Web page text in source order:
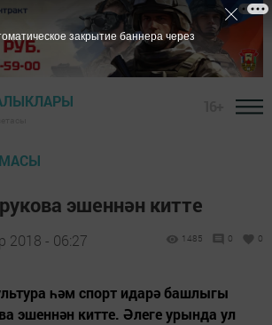
эшеннән китте
2018 - 06:27 1485 0 0
һәм спорт идарә башлыгы
эшеннән китте. Әлеге урында ул
закрытие баннера через